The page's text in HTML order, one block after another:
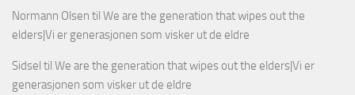
Normann Olsen til We are the generation that wipes out the
elders|Vi er generasjonen som visker ut de eldre
Sidsel til We are the generation that wipes out the elders|Vi er
generasjonen som visker ut de eldre